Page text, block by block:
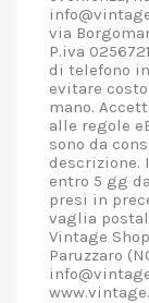
via
P.iva
di telefono
evitare
mano.
alle regole
sono da
descrizione.
entro 5 gg
presi in
vaglia
Vintage
Paruzzaro